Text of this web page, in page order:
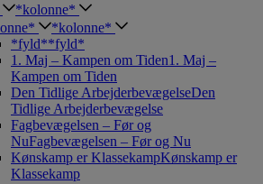
*kolonne*
*kolonne*
*fyld**fyld*
1. Maj – Kampen om Tiden1. Maj –
Kampen om Tiden
Den Tidlige ArbejderbevægelseDen
Tidlige Arbejderbevægelse
Fagbevægelsen – Før og
NuFagbevægelsen – Før og Nu
Kønskamp er KlassekampKønskamp er
Klassekamp